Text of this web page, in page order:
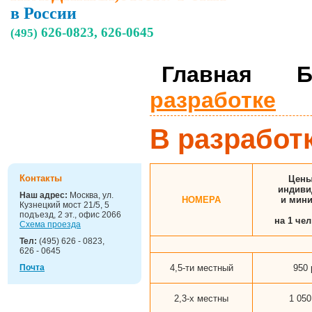
в России
(495) 626-0823, 626-0645
Контакты
Наш адрес: Москва, ул.
Кузнецкий мост 21/5, 5
подъезд, 2 эт., офис 2066
Схема проезда
Тел: (495) 626 - 0823,
626 - 0645
Почта
Главная
разработке
В
НОМЕРА
и
на 1 чел
4,5-ти местный 950
2,3-х местны 1